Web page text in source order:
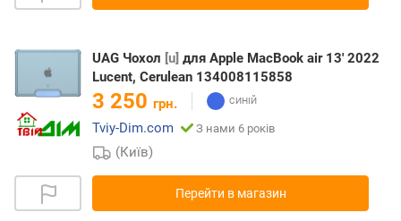
UAG Чохол [u] для Apple MacBook air 13' 2022
Lucent, Cerulean 134008115858
3 250 грн.
Tviy-Dim.com
З нами 6 років
(Київ)
Перейти в магазин